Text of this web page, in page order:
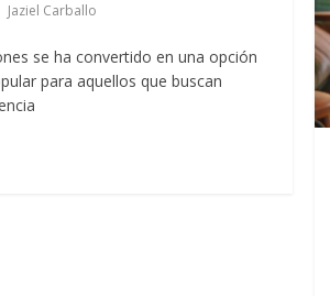
Jaziel Carballo
se ha convertido en una opción
para aquellos que buscan